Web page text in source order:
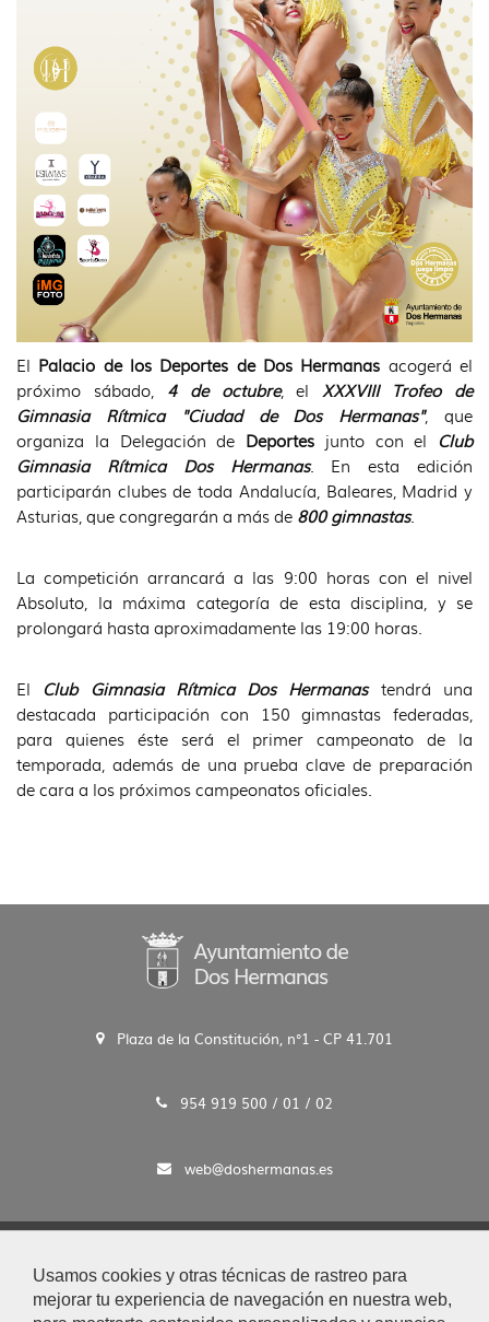
Usamos cookies y otras técnicas de rastreo para
mejorar tu experiencia de navegación en nuestra web,
El Palacio de los Deportes de Dos Hermanas acogerá el
próximo sábado, 4 de octubre, elXXXVIII Trofeo de
Gimnasia Rítmica "Ciudad de Dos Hermanas", que
organiza la Delegación de Deportes junto con el Club
Gimnasia Rítmica Dos Hermanas. En esta edición
participarán clubes de toda Andalucía, Baleares, Madrid y
Asturias, que congregarán a más de 800 gimnastas.
La competición arrancará a las 9:00 horas con el nivel
Absoluto, la máxima categoría de esta disciplina, y se
prolongará hasta aproximadamente las 19:00 horas.
El Club Gimnasia Rítmica Dos Hermanas tendrá una
destacada participación con 150 gimnastas federadas,
para quienes éste será el primer campeonato de la
temporada, además de una prueba clave de preparación
de cara a los próximos campeonatos oficiales.
Plaza de la Constitución, n°1 - CP 41.701
954 919 500 / 01 / 02
web@doshermanas.es
Aviso Legal y Protección de Datos
|